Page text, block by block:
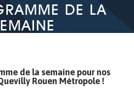
DE LA
de la semaine pour nos
Rouen Métropole !